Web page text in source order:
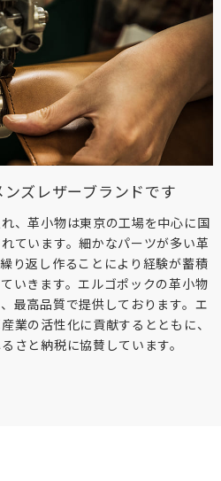
ズレザーブランドです
、革小物は東京の工場を中心に国
ています。細かなパーツが多い革
り返し作ることにより経験が蓄積
いきます。エルゴポックの革小物
最高品質で提供しております。エ
業の活性化に貢献するとともに、
さと納税に協賛しています。